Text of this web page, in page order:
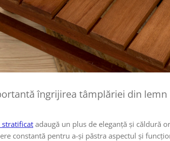
îngrijirea tâmplăriei din lemn
stratificat adaugă un plus de eleganță și căldură
constantă pentru a-și păstra aspectul și